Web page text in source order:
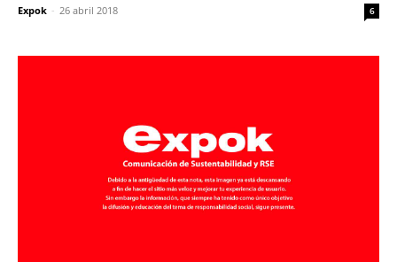
Expok - 26 abril 2018 6